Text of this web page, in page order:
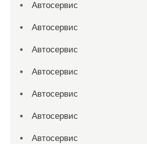
Автосервис
Автосервис
Автосервис
Автосервис
Автосервис
Автосервис
Автосервис